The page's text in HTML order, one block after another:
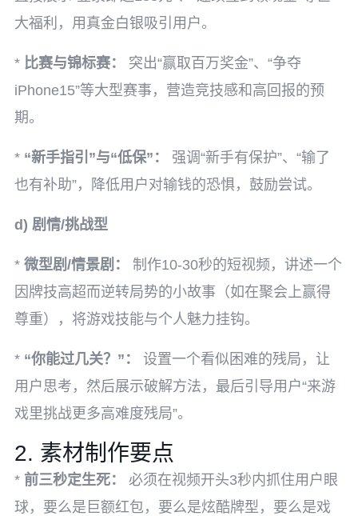
大福利，用真金白银吸引用户。
* 比赛与锦标赛：
突出“赢取百万奖金”、“争夺
iPhone15”等大型赛事，营造竞技感和高回报的预
期。
* “新手指引”与“低保”：
强调“新手有保护”、“输了
也有补助”，降低用户对输钱的恐惧，鼓励尝试。
d) 剧情/挑战型
* 微型剧/情景剧：
制作10-30秒的短视频，讲述一个
因牌技高超而逆转局势的小故事（如在聚会上赢得
尊重），将游戏技能与个人魅力挂钩。
* “你能过几关？”：
设置一个看似困难的残局，让
用户思考，然后展示破解方法，最后引导用户“来游
戏里挑战更多高难度残局”。
2. 素材制作要点
* 前三秒定生死：
必须在视频开头3秒内抓住用户眼
球，要么是巨额红包，要么是炫酷牌型，要么是戏